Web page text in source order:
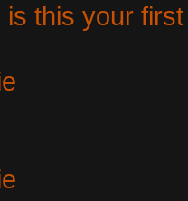
is this your